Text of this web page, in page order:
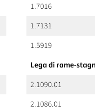
1.7016
1.7131
1.5919
Lega di rame-
2.1090.01
2.1086.01